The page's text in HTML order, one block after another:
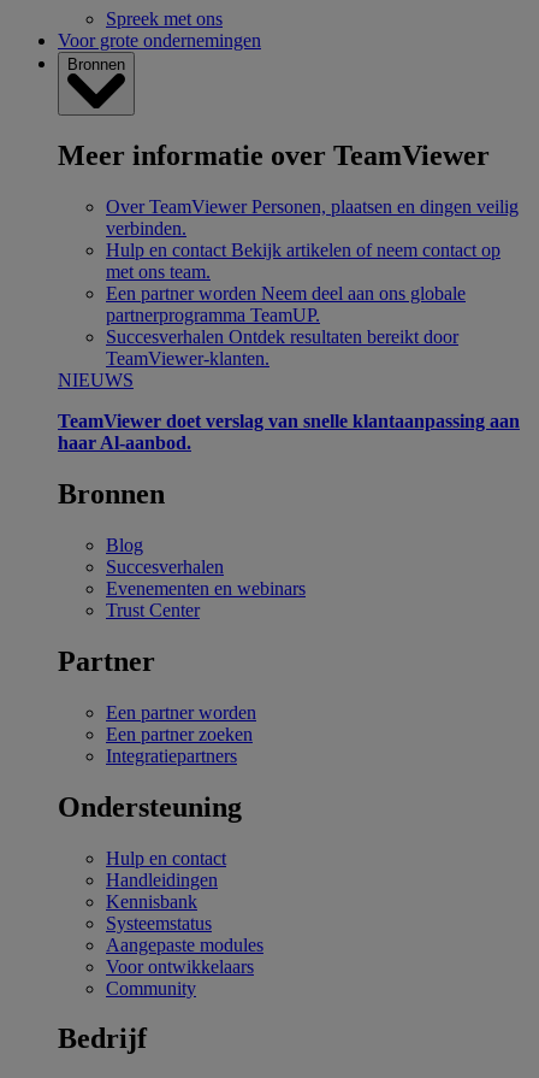
Spreek met ons
Voor grote ondernemingen
Bronnen
Meer informatie over TeamViewer
Over TeamViewer Personen, plaatsen en dingen veilig
verbinden.
Hulp en contact Bekijk artikelen of neem contact op
met ons team.
Een partner worden Neem deel aan ons globale
partnerprogramma TeamUP.
Succesverhalen Ontdek resultaten bereikt door
TeamViewer-klanten.
NIEUWS
TeamViewer doet verslag van snelle klantaanpassing aan
haar Al-aanbod.
Bronnen
Blog
Succesverhalen
Evenementen en webinars
Trust Center
Partner
Een partner worden
Een partner zoeken
Integratiepartners
Ondersteuning
Hulp en contact
Handleidingen
Kennisbank
Systeemstatus
Aangepaste modules
Voor ontwikkelaars
Community
Bedrijf